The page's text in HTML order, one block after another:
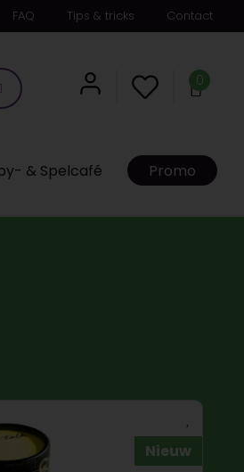
FAQ Tips & tricks Contact
0
& Spelcafé Promo
Nieuw